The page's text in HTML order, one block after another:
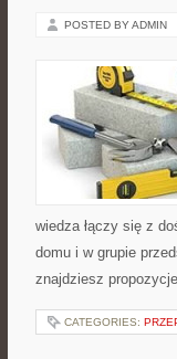
POSTED BY ADMIN
wiedza łączy się z
domu i w grupie
znajdziesz
CATEGORIES: